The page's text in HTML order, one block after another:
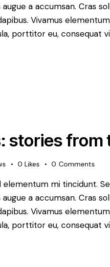
a accumsan. Cras
Vivamus
porttitor eu, consequat
stories from
0 Likes 0 Comments
elementum mi tincidunt.
a accumsan. Cras
Vivamus
porttitor eu, consequat